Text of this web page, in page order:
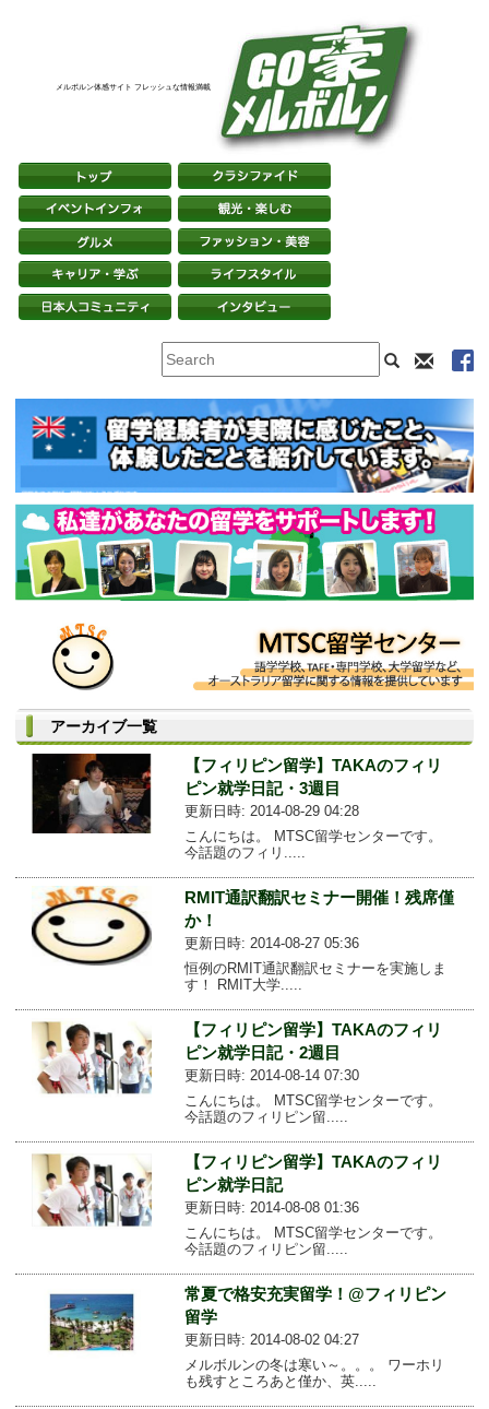
メルボルン体感サイト フレッシュな情報満載
アーカイブ一覧
【フィリピン留学】TAKAのフィリ
ピン就学日記・3週目
更新日時: 2014-08-29 04:28
こんにちは。 MTSC留学センターです。
今話題のフィリ.....
RMIT通訳翻訳セミナー開催！残席僅
か！
更新日時: 2014-08-27 05:36
恒例のRMIT通訳翻訳セミナーを実施しま
す！ RMIT大学.....
【フィリピン留学】TAKAのフィリ
ピン就学日記・2週目
更新日時: 2014-08-14 07:30
こんにちは。 MTSC留学センターです。
今話題のフィリピン留.....
【フィリピン留学】TAKAのフィリ
ピン就学日記
更新日時: 2014-08-08 01:36
こんにちは。 MTSC留学センターです。
今話題のフィリピン留.....
常夏で格安充実留学！@フィリピン
留学
更新日時: 2014-08-02 04:27
メルボルンの冬は寒い～。。。 ワーホリ
も残すところあと僅か、英.....